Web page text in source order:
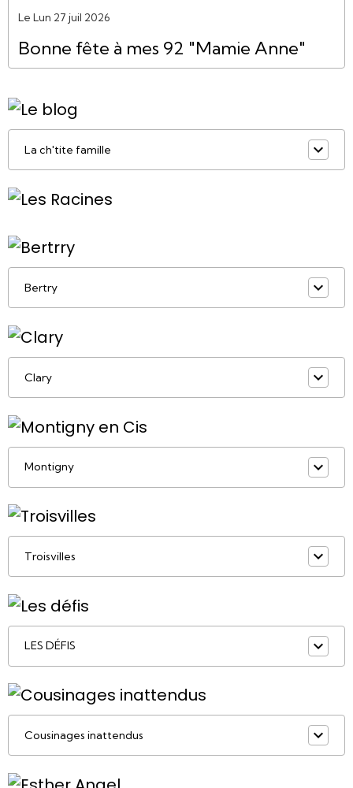
Le Lun 27 juil 2026
Bonne fête à mes 92 "Mamie Anne"
La ch'tite famille
Bertry
Clary
Montigny
Troisvilles
LES DÉFIS
Cousinages inattendus